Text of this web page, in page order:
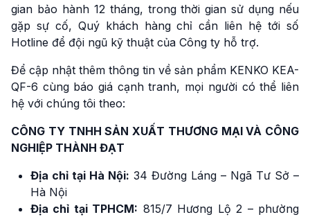
gian bảo hành 12 tháng, trong thời gian sử dụng nếu
gặp sự cố, Quý khách hàng chỉ cần liên hệ tới số
Hotline để đội ngũ kỹ thuật của Công ty hỗ trợ.
Để cập nhật thêm thông tin về sản phẩm KENKO KEA-
QF-6 cùng báo giá cạnh tranh, mọi người có thể liên
hệ với chúng tôi theo:
CÔNG TY TNHH SẢN XUẤT THƯƠNG MẠI VÀ CÔNG
NGHIỆP THÀNH ĐẠT
Địa chỉ tại Hà Nội: 34 Đường Láng – Ngã Tư Sở –
Hà Nội
Địa chỉ tại TPHCM: 815/7 Hương Lộ 2 – phường